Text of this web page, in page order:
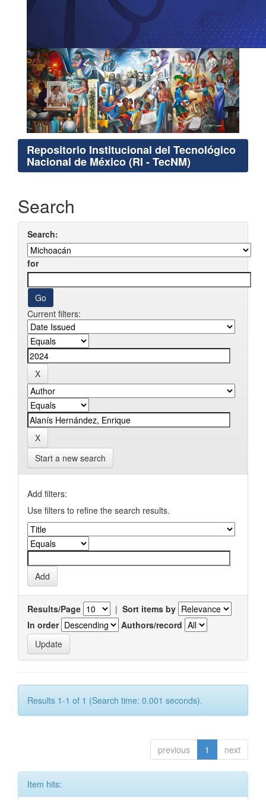
Repositorio Institucional del Tecnológico
Nacional de México (RI - TecNM)
Search
Search:
for
Current filters:
Start a new search
Add filters:
Use filters to refine the search results.
Results/Page | Sort items by
In order
Authors/record
Results 1-1 of 1 (Search time: 0.001 seconds).
previous 1 next
Item hits: